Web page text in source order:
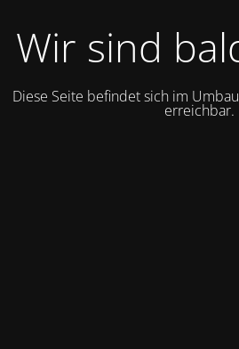
Wir sind
Diese Seite befindet sich im
erreichbar.